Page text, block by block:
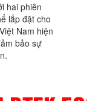
hai phiên
lắp đặt cho
Nam hiện
bảo sự